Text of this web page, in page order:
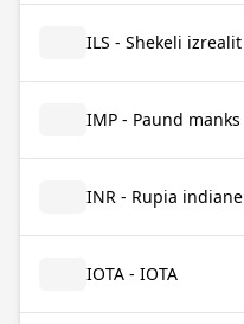
ILS - Shekeli izrealit
IMP - Paund manks
INR - Rupia indiane
IOTA - IOTA